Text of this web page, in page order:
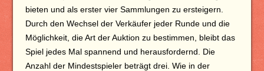
bieten und als erster vier Sammlungen zu ersteigern.
Durch den Wechsel der Verkäufer jeder Runde und die
Möglichkeit, die Art der Auktion zu bestimmen, bleibt das
Spiel jedes Mal spannend und herausfordernd. Die
Anzahl der Mindestspieler beträgt drei. Wie in der